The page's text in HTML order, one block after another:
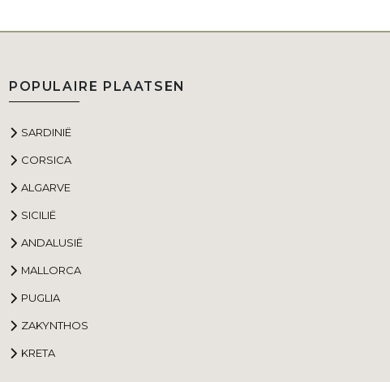
POPULAIRE PLAATSEN
SARDINIË
CORSICA
ALGARVE
SICILIË
ANDALUSIË
MALLORCA
PUGLIA
ZAKYNTHOS
KRETA